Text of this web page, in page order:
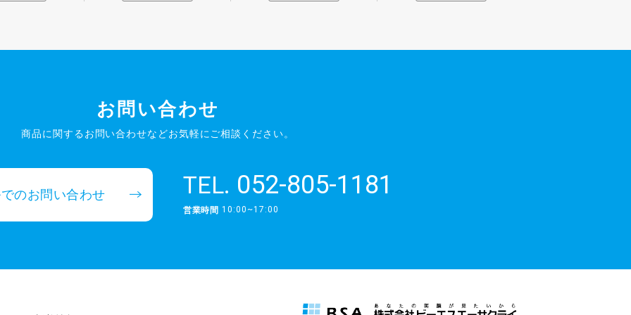
お問い合わせ
商品に関するお問い合わせなどお気軽にご相談ください。
のお問い合わせ TEL. 052-805-1181
営業時間 10:00~17:00